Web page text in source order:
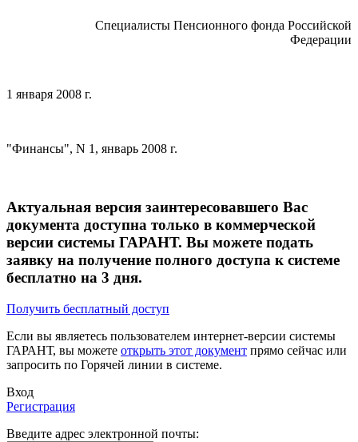
Специалисты Пенсионного фонда Российской
Федерации
1 января 2008 г.
"Финансы", N 1, январь 2008 г.
Актуальная версия заинтересовавшего Вас
документа доступна только в коммерческой
версии системы ГАРАНТ. Вы можете подать
заявку на получение полного доступа к системе
бесплатно на 3 дня.
Получить бесплатный доступ
Если вы являетесь пользователем интернет-версии системы
ГАРАНТ, вы можете открыть этот документ прямо сейчас или
запросить по Горячей линии в системе.
Вход
Регистрация
Введите адрес электронной почты: